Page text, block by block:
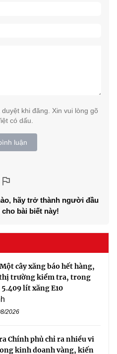
khi đăng. Xin vui lòng gõ
có dấu.
luận
hãy trở thành người đầu
bài biết này!
cây xăng báo hết hàng,
trường kiểm tra, trong
lít xăng E10
2026
Chính phủ chỉ ra nhiều vi
kinh doanh vàng, kiến